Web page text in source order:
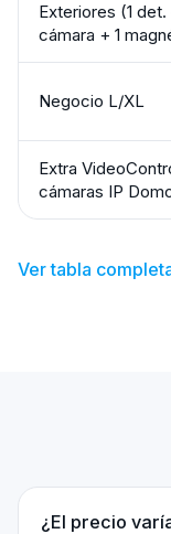
Exteriores (1
cámara + 1
Negocio L/XL
Extra
cámaras IP
Ver tabla
¿El precio